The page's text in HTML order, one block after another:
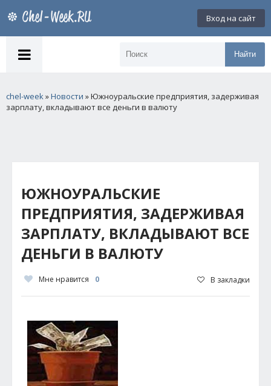
Вход на сайт
Найти
chel-week»Новости » Южноуральские предприятия, задерживая
зарплату, вкладывают все деньги в валюту
ЮЖНОУРАЛЬСКИЕ
ПРЕДПРИЯТИЯ, ЗАДЕРЖИВАЯ
ЗАРПЛАТУ, ВКЛАДЫВАЮТ ВСЕ
ДЕНЬГИ В ВАЛЮТУ
Мне нравится 0 В закладки